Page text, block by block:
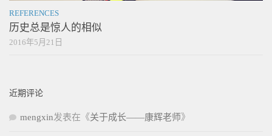
REFERENCES
历史总是惊人的相似
2016年5月21日
近期评论
mengxin发表在《关于成长——康辉老师》